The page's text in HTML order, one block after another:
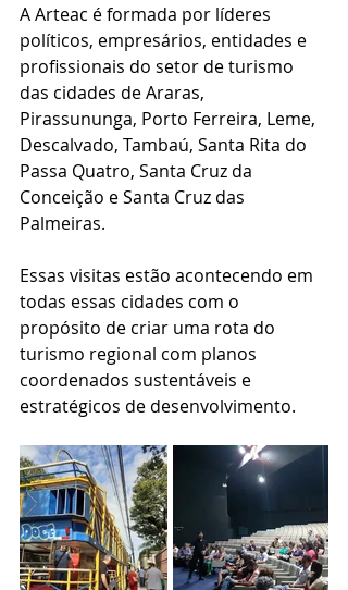
A Arteac é formada por líderes
políticos, empresários, entidades e
profissionais do setor de turismo
das cidades de Araras,
Pirassununga, Porto Ferreira, Leme,
Descalvado, Tambaú, Santa Rita do
Passa Quatro, Santa Cruz da
Conceição e Santa Cruz das
Palmeiras.
Essas visitas estão acontecendo em
todas essas cidades com o
propósito de criar uma rota do
turismo regional com planos
coordenados sustentáveis e
estratégicos de desenvolvimento.